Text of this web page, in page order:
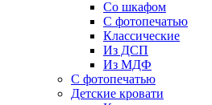
Со шкафом
С фотопечатью
Классические
Из ДСП
Из МДФ
С фотопечатью
Детские кровати